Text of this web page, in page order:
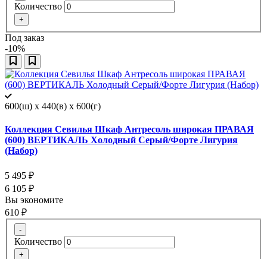
Количество
+
Под заказ
-10%
600(ш) x 440(в) x 600(г)
Коллекция Севилья Шкаф Антресоль широкая ПРАВАЯ
(600) ВЕРТИКАЛЬ Холодный Серый/Форте Лигурия
(Набор)
5 495 ₽
6 105 ₽
Вы экономите
610 ₽
-
Количество
+